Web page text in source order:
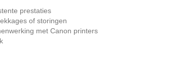
prestaties
of storingen
met Canon printers